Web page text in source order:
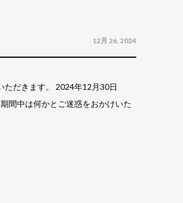
12月 26, 2024
ただきます。 2024年12月30日
間中は何かとご迷惑をおかけいた